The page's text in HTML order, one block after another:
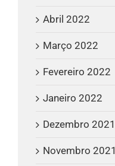
Abril 2022
Março 2022
Fevereiro 2022
Janeiro 2022
Dezembro 2021
Novembro 2021